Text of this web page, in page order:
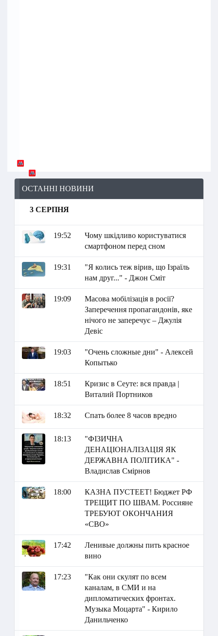
ОСТАННІ НОВИНИ
3 СЕРПНЯ
19:52
Чому шкідливо користуватися
смартфоном перед сном
19:31
"Я колись теж вірив, що Ізраїль
нам друг..." - Джон Сміт
19:09
Масова мобілізація в росії?
Заперечення пропагандонів, яке
нічого не заперечує – Джулія
Девіс
19:03
"Очень сложные дни" - Алексей
Копытько
18:51
Кризис в Сеуте: вся правда |
Виталий Портников
18:32 Спать более 8 часов вредно
18:13
"ФІЗИЧНА
ДЕНАЦІОНАЛІЗАЦІЯ ЯК
ДЕРЖАВНА ПОЛІТИКА" -
Владислав Смірнов
18:00
КАЗНА ПУСТЕЕТ! Бюджет РФ
ТРЕЩИТ ПО ШВАМ. Россияне
ТРЕБУЮТ ОКОНЧАНИЯ
«СВО»
17:42
Ленивые должны пить красное
вино
17:23
"Как они скулят по всем
каналам, в СМИ и на
дипломатических фронтах.
Музыка Моцарта" - Кирило
Данильченко